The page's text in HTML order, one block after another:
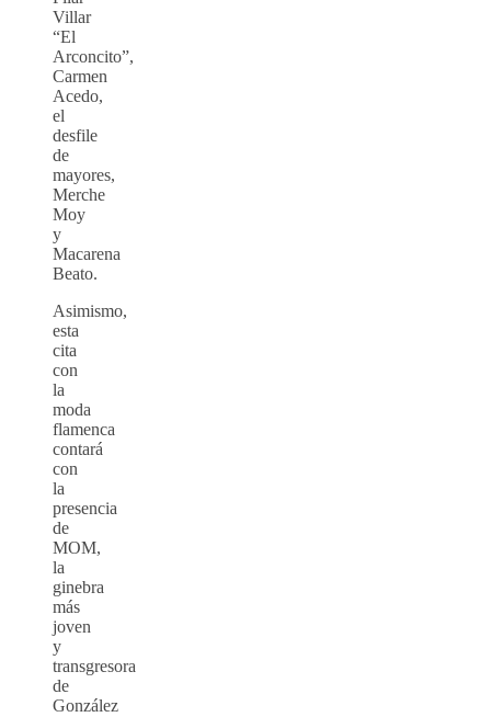
Villar
“El
Arconcito”,
Carmen
Acedo,
el
desfile
de
mayores,
Merche
Moy
y
Macarena
Beato.
Asimismo,
esta
cita
con
la
moda
flamenca
contará
con
la
presencia
de
MOM,
la
ginebra
más
joven
y
transgresora
de
González